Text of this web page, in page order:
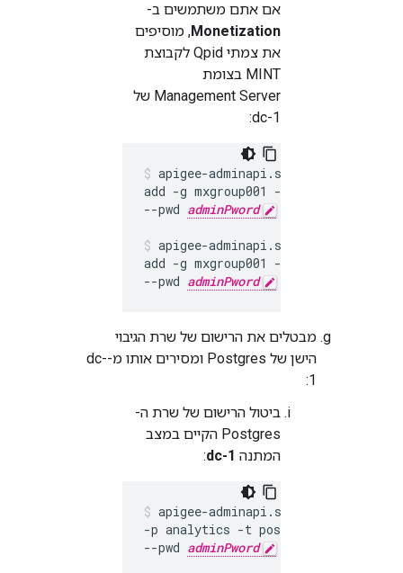
אם אתם משתמשים ב-
Monetization, מוסיפים
את צמתי Qpid לקבוצת
MINT בצומת
Management Server של
dc-1:
apigee-adminapi.sh analytics
add -g mxgroup001 -u
--pwd adminPword --host localhost
apigee-adminapi.sh analytics
add -g mxgroup001 -u
--pwd adminPword --host localhost
מבטלים את הרישום של שרת הגיבוי
הישן של Postgres ומסירים אותו מ-dc-
1:
ביטול הרישום של שרת ה-
Postgres הקיים במצב
המתנה dc-1
:
apigee-adminapi.sh servers
-p analytics -t postgres-server -Y
--pwd adminPword --host localhost